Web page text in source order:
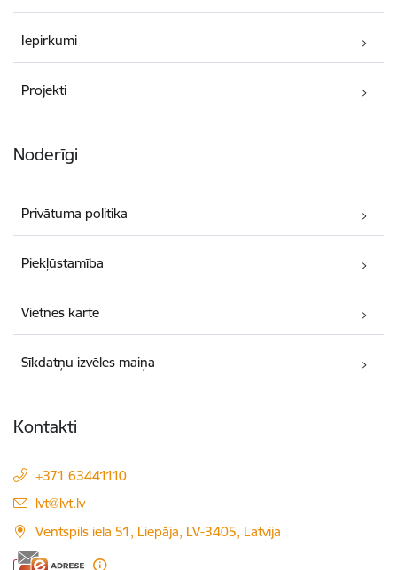
Iepirkumi
Projekti
Noderīgi
Privātuma politika
Piekļūstamība
Vietnes karte
Sīkdatņu izvēles maiņa
Kontakti
+371 63441110
E-pasts:
lvt@lvt.lv
Ventspils iela 51, Liepāja, LV-3405, Latvija